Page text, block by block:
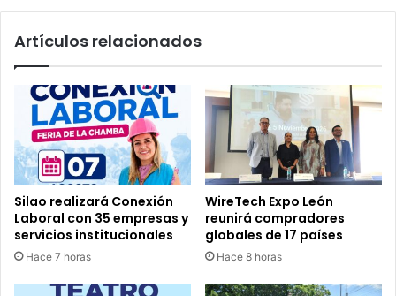
Artículos relacionados
Silao realizará Conexión
Laboral con 35 empresas y
servicios institucionales
Hace 7 horas
WireTech Expo León
reunirá compradores
globales de 17 países
Hace 8 horas